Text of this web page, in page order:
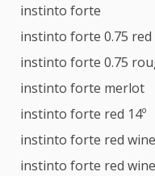
instinto forte
instinto forte 0.75 red
instinto forte 0.75
instinto forte merlot
instinto forte red 14º
instinto forte red wine
instinto forte red wine